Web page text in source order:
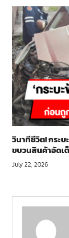
วินาทีชีวิต! กระ
ขบวนสินค้าอัดเ
July 22, 2026